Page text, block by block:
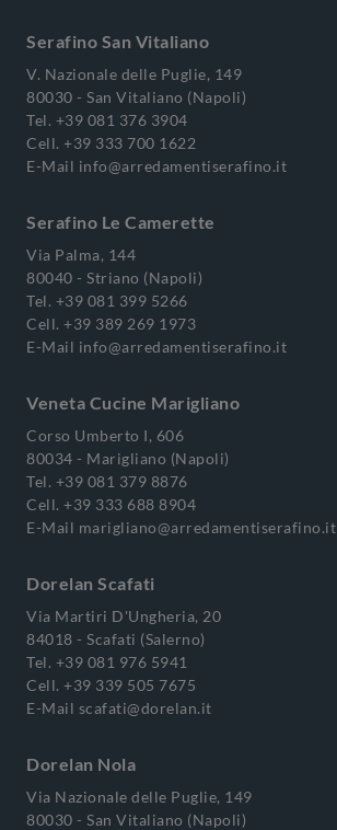
Serafino San Vitaliano
V. Nazionale delle Puglie, 149
80030 - San Vitaliano (Napoli)
Tel. +39 081 376 3904
Cell. +39 333 700 1622
E-Mail info@arredamentiserafino.it
Serafino Le Camerette
Via Palma, 144
80040 - Striano (Napoli)
Tel. +39 081 399 5266
Cell. +39 389 269 1973
E-Mail info@arredamentiserafino.it
Veneta Cucine Marigliano
Corso Umberto I, 606
80034 - Marigliano (Napoli)
Tel. +39 081 379 8876
Cell. +39 333 688 8904
E-Mail marigliano@arredamentiserafino.it
Dorelan Scafati
Via Martiri D'Ungheria, 20
84018 - Scafati (Salerno)
Tel. +39 081 976 5941
Cell. +39 339 505 7675
E-Mail scafati@dorelan.it
Dorelan Nola
Via Nazionale delle Puglie, 149
80030 - San Vitaliano (Napoli)